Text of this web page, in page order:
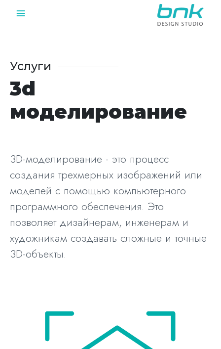
≡
Услуги
3d
моделирование
3D-моделирование - это процесс
создания трехмерных изображений или
моделей с помощью компьютерного
программного обеспечения. Это
позволяет дизайнерам, инженерам и
художникам создавать сложные и точные
3D-объекты.